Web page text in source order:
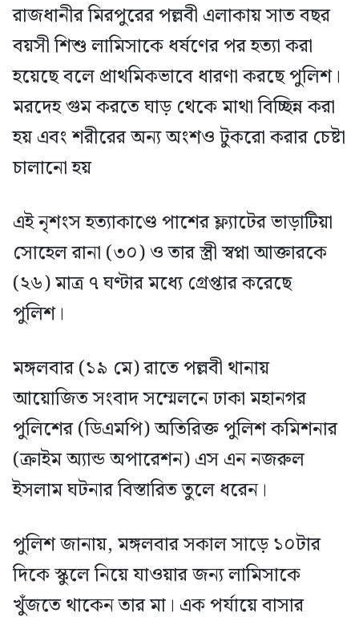
রাজধানীর মিরপুরের পল্লবী এলাকায় সাত বছর
বয়সী শিশু লামিসাকে ধর্ষণের পর হত্যা করা
হয়েছে বলে প্রাথমিকভাবে ধারণা করছে পুলিশ।
মরদেহ গুম করতে ঘাড় থেকে মাথা বিচ্ছিন্ন করা
হয় এবং শরীরের অন্য অংশও টুকরো করার চেষ্টা
চালানো হয়
এই নৃশংস হত্যাকাণ্ডে পাশের ফ্ল্যাটের ভাড়াটিয়া
সোহেল রানা (৩০) ও তার স্ত্রী স্বপ্না আক্তারকে
(২৬) মাত্র ৭ ঘণ্টার মধ্যে গ্রেপ্তার করেছে
পুলিশ।
মঙ্গলবার (১৯ মে) রাতে পল্লবী থানায়
আয়োজিত সংবাদ সম্মেলনে ঢাকা মহানগর
পুলিশের (ডিএমপি) অতিরিক্ত পুলিশ কমিশনার
(ক্রাইম অ্যান্ড অপারেশন) এস এন নজরুল
ইসলাম ঘটনার বিস্তারিত তুলে ধরেন।
পুলিশ জানায়, মঙ্গলবার সকাল সাড়ে ১০টার
দিকে স্কুলে নিয়ে যাওয়ার জন্য লামিসাকে
খুঁজতে থাকেন তার মা। এক পর্যায়ে বাসার